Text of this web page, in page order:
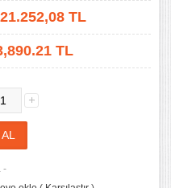
21.252,08TL
TL
-